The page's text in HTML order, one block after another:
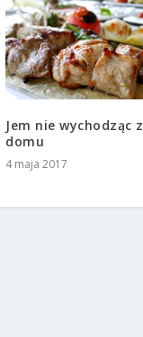
Jem nie wychodząc z
domu
4 maja 2017